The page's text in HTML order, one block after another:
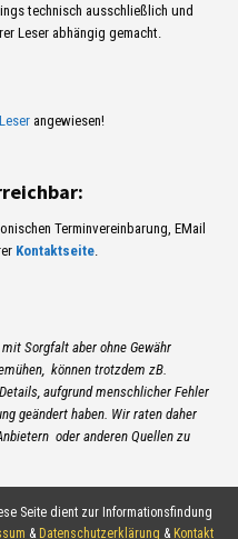
technisch ausschließlich und
Leser abhängig gemacht.
angewiesen!
Terminvereinbarung, EMail
Kontaktseite
Sorgfalt aber ohne Gewähr
können trotzdem zB.
aufgrund menschlicher Fehler
geändert haben. Wir raten daher
oder anderen Quellen zu
Seite dient zur Informationsfindung
& Datenschutzerklärung & Kontakt